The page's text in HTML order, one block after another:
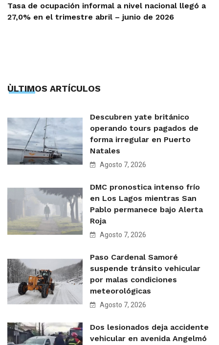
Tasa de ocupación informal a nivel nacional llegó a
27,0% en el trimestre abril – junio de 2026
ÙLTIMOS ARTÍCULOS
Descubren yate británico
operando tours pagados de
forma irregular en Puerto
Natales
Agosto 7, 2026
DMC pronostica intenso frío
en Los Lagos mientras San
Pablo permanece bajo Alerta
Roja
Agosto 7, 2026
Paso Cardenal Samoré
suspende tránsito vehicular
por malas condiciones
meteorológicas
Agosto 7, 2026
Dos lesionados deja accidente
vehicular en avenida Angelmó